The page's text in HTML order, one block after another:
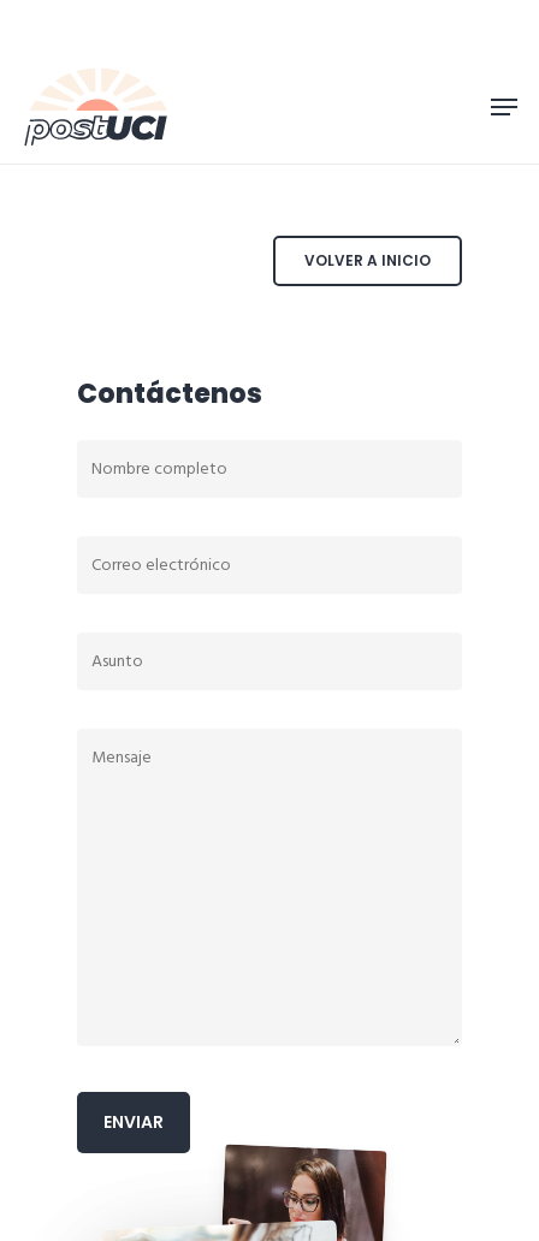
main
content
VOLVER A INICIO
Contáctenos